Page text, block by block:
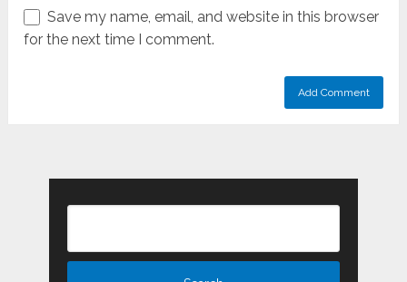
Save my name, email, and website in this browser
for the next time I comment.